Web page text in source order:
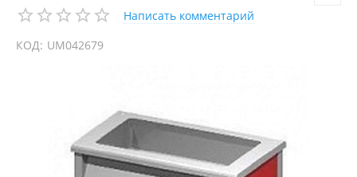
Написать комментарий
КОД: UM042679